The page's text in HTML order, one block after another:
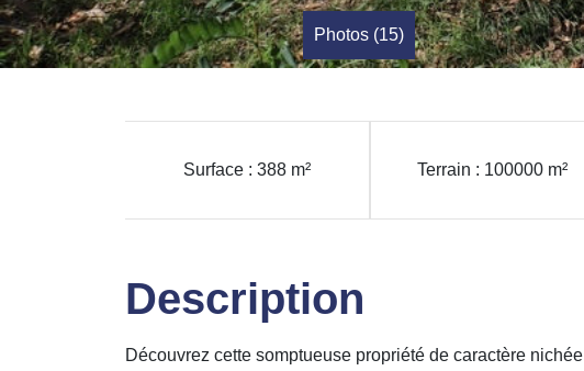
Photos (15)
Surface : 388 m² Terrain : 100000 m²
Description
Découvrez cette somptueuse propriété de caractère